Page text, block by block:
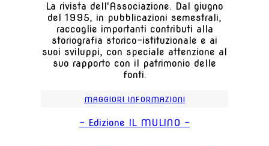
La rivista dell'Associazione. Dal giugno
del 1995, in pubblicazioni semestrali,
raccoglie importanti contributi alla
storiografia storico-istituzionale e ai
suoi sviluppi, con speciale attenzione al
suo rapporto con il patrimonio delle
fonti.
MAGGIORI INFORMAZIONI
- Edizione IL MULINO -